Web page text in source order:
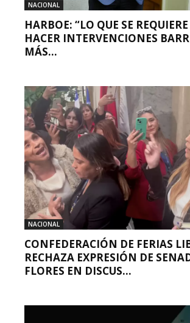
NACIONAL
HARBOE: “LO QUE SE
HACER INTERVENCIONES
MÁS...
NACIONAL
CONFEDERACIÓN DE FERIAS
RECHAZA EXPRESIÓN DE
FLORES EN DISCUS...